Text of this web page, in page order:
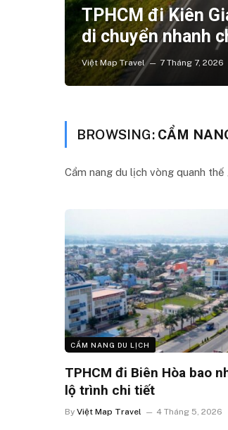
TPHCM đi Kiên
di chuyển nhanh
Việt Map Travel 7 Tháng 7, 2026
BROWSING: CẨM
Cẩm nang du lịch vòng quanh thế
CẨM NANG DU LỊCH
TPHCM đi Biên Hòa bao
lộ trình chi tiết
By Việt Map Travel 4 Tháng 5, 2026